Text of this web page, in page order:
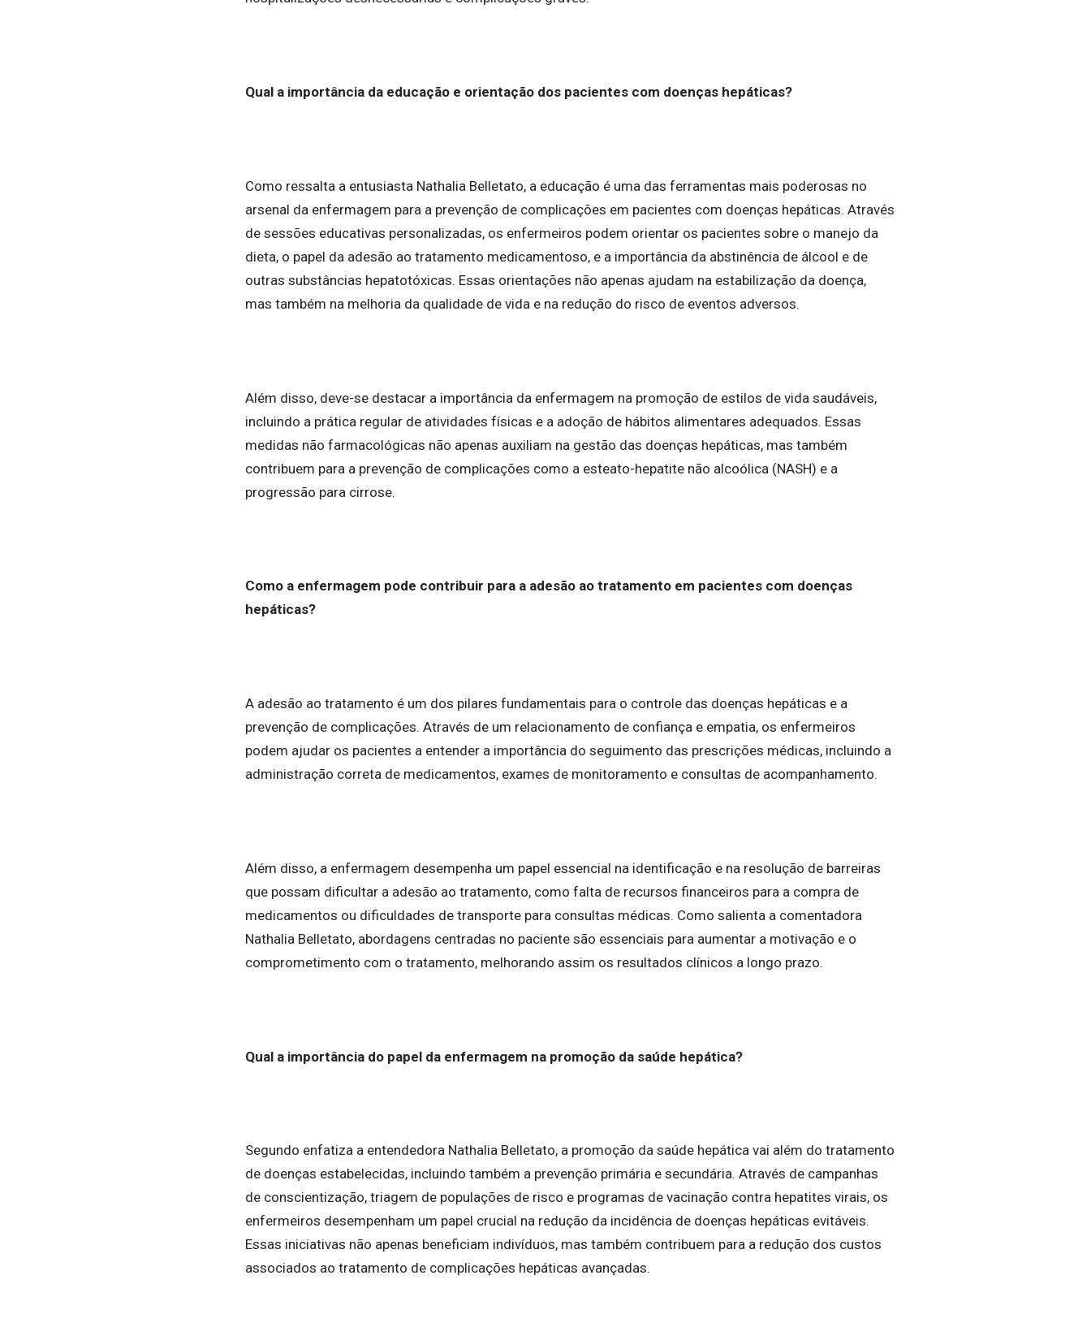
Qual a importância da educação e orientação dos pacientes com doenças hepáticas?
Como ressalta a entusiasta Nathalia Belletato, a educação é uma das ferramentas mais poderosas no
arsenal da enfermagem para a prevenção de complicações em pacientes com doenças hepáticas. Através
de sessões educativas personalizadas, os enfermeiros podem orientar os pacientes sobre o manejo da
dieta, o papel da adesão ao tratamento medicamentoso, e a importância da abstinência de álcool e de
outras substâncias hepatotóxicas. Essas orientações não apenas ajudam na estabilização da doença,
mas também na melhoria da qualidade de vida e na redução do risco de eventos adversos.
Além disso, deve-se destacar a importância da enfermagem na promoção de estilos de vida saudáveis,
incluindo a prática regular de atividades físicas e a adoção de hábitos alimentares adequados. Essas
medidas não farmacológicas não apenas auxiliam na gestão das doenças hepáticas, mas também
contribuem para a prevenção de complicações como a esteato-hepatite não alcoólica (NASH) e a
progressão para cirrose.
Como a enfermagem pode contribuir para a adesão ao tratamento em pacientes com doenças
hepáticas?
A adesão ao tratamento é um dos pilares fundamentais para o controle das doenças hepáticas e a
prevenção de complicações. Através de um relacionamento de confiança e empatia, os enfermeiros
podem ajudar os pacientes a entender a importância do seguimento das prescrições médicas, incluindo a
administração correta de medicamentos, exames de monitoramento e consultas de acompanhamento.
Além disso, a enfermagem desempenha um papel essencial na identificação e na resolução de barreiras
que possam dificultar a adesão ao tratamento, como falta de recursos financeiros para a compra de
medicamentos ou dificuldades de transporte para consultas médicas. Como salienta a comentadora
Nathalia Belletato, abordagens centradas no paciente são essenciais para aumentar a motivação e o
comprometimento com o tratamento, melhorando assim os resultados clínicos a longo prazo.
Qual a importância do papel da enfermagem na promoção da saúde hepática?
Segundo enfatiza a entendedora Nathalia Belletato, a promoção da saúde hepática vai além do tratamento
de doenças estabelecidas, incluindo também a prevenção primária e secundária. Através de campanhas
de conscientização, triagem de populações de risco e programas de vacinação contra hepatites virais, os
enfermeiros desempenham um papel crucial na redução da incidência de doenças hepáticas evitáveis.
Essas iniciativas não apenas beneficiam indivíduos, mas também contribuem para a redução dos custos
associados ao tratamento de complicações hepáticas avançadas.